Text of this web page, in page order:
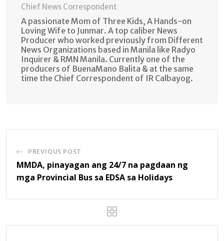
Chief News Correspondent
A passionate Mom of Three Kids, A Hands-on
Loving Wife to Junmar. A top caliber News
Producer who worked previously from Different
News Organizations based in Manila like Radyo
Inquirer & RMN Manila. Currently one of the
producers of BuenaMano Balita & at the same
time the Chief Correspondent of IR Calbayog.
PREVIOUS POST
MMDA, pinayagan ang 24/7 na pagdaan ng
mga Provincial Bus sa EDSA sa Holidays